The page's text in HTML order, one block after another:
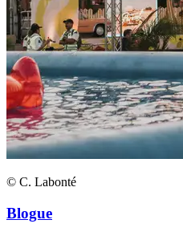
© C. Labonté
Blogue